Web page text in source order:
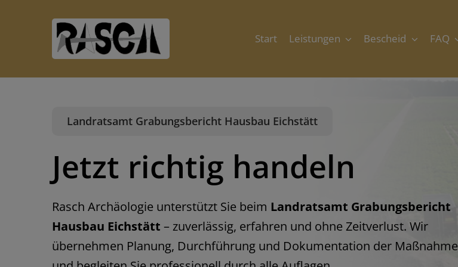
Start Leistungen Bescheid FAQ
Landratsamt Grabungsbericht Hausbau Eichstätt
Jetzt richtig handeln
Rasch Archäologie unterstützt Sie beim Landratsamt Grabungsbericht
Hausbau Eichstätt – zuverlässig, erfahren und ohne Zeitverlust. Wir
übernehmen Planung, Durchführung und Dokumentation der Maßnahme